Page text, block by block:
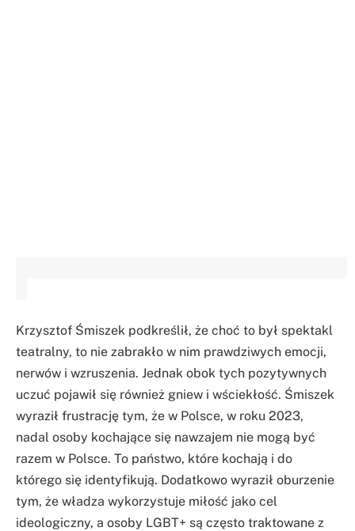
Krzysztof Śmiszek podkreślił, że choć to był spektakl
teatralny, to nie zabrakło w nim prawdziwych emocji,
nerwów i wzruszenia. Jednak obok tych pozytywnych
uczuć pojawił się również gniew i wściekłość. Śmiszek
wyraził frustrację tym, że w Polsce, w roku 2023,
nadal osoby kochające się nawzajem nie mogą być
razem w Polsce. To państwo, które kochają i do
którego się identyfikują. Dodatkowo wyraził oburzenie
tym, że władza wykorzystuje miłość jako cel
ideologiczny, a osoby LGBT+ są często traktowane z